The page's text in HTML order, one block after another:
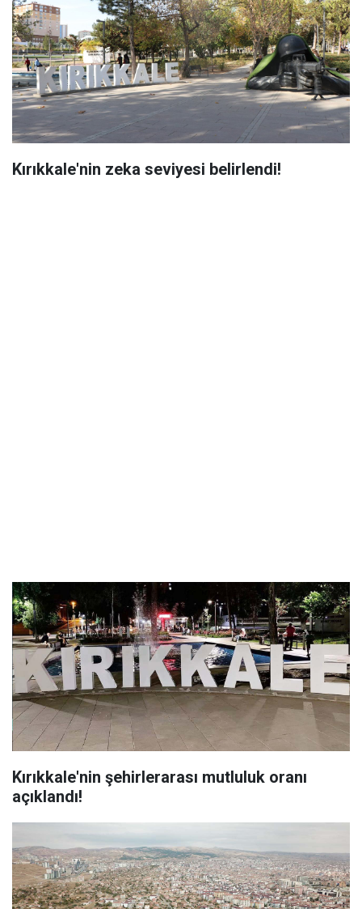
Kırıkkale'nin zeka seviyesi belirlendi!
Kırıkkale'nin şehirlerarası mutluluk oranı
açıklandı!